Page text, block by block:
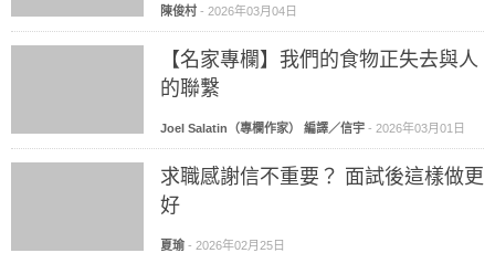
陳俊村 - 2026年03月04日
【名家專欄】我們的食物正失去與人
的聯繫
Joel Salatin（專欄作家） 編譯／信宇 - 2026年03月01日
求職感謝信不重要？ 面試後這樣做更
好
夏瑜 - 2026年02月25日